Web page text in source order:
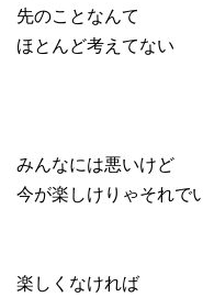
先のことなんて
ほとんど考えてない
みんなには悪いけど
今が楽しけりゃそれで
楽しくなければ